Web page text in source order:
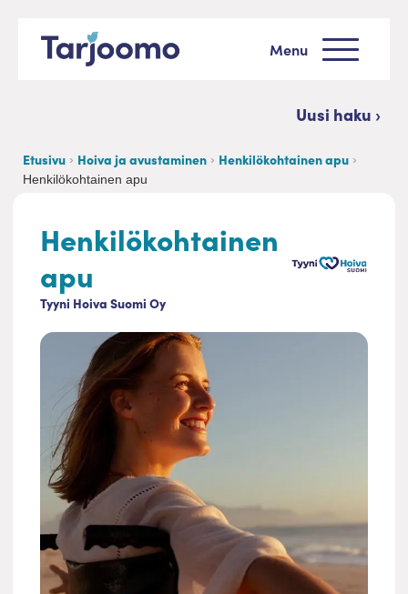
Siirry sisältöön
Menu
Uusi haku ›
Etusivu Hoiva ja avustaminen Henkilökohtainen apu
Henkilökohtainen apu
Henkilökohtainen
apu
Tyyni Hoiva Suomi Oy